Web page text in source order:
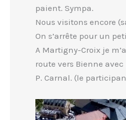
paient. Sympa.
Nous visitons encore
On s’arrête pour un
A Martigny-Croix je
route vers Bienne
P. Carnal. (le